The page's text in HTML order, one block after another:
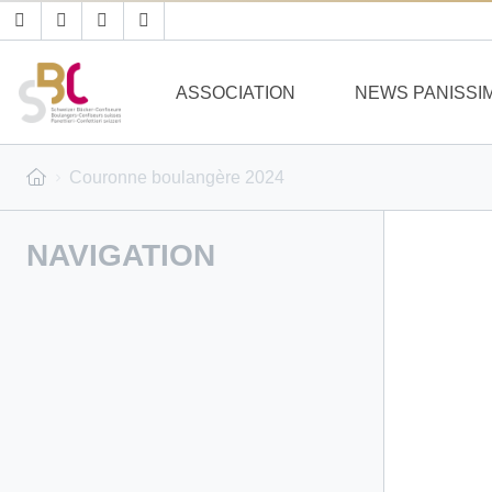
ASSOCIATION NEWS
Couronne boulangère 2024
NAVIGATION